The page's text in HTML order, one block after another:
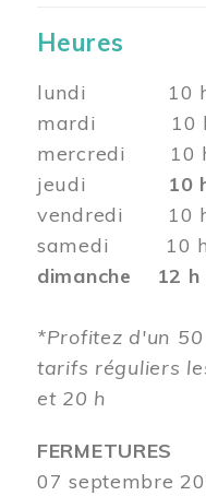
Heures
lundi 10 h
mardi 10 h
mercredi 10
jeudi 10
vendredi 10 h
samedi 10 h
dimanche 12 h
*Profitez d'un
tarifs réguliers
et 20 h
FERMETURES
07 septembre